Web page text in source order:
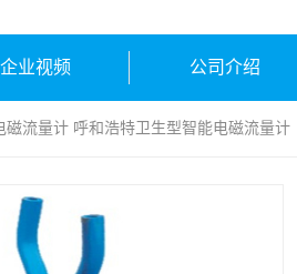
企业视频 公司介绍
磁流量计 呼和浩特卫生型智能电磁流量计